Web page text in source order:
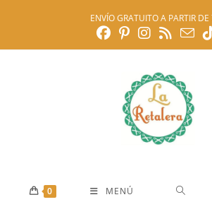
ENVÍO GRATUITO A PARTIR
0 MENÚ